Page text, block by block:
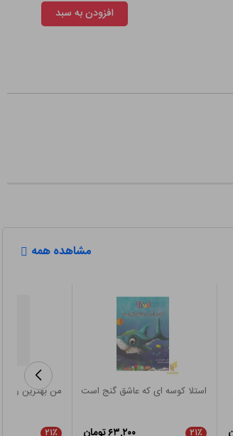
افزودن به سبد
مشاهده همه
استلا کوسه ای که عاشق گنج است من بهترین